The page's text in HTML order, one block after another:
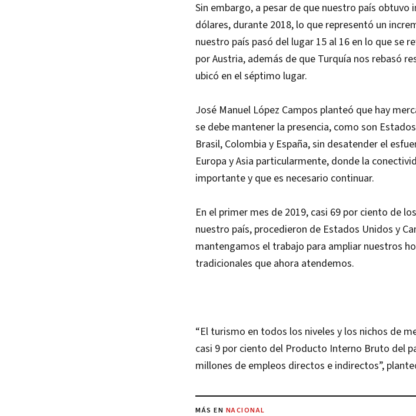
Sin embargo, a pesar de que nuestro país
dólares, durante 2018, lo que representó un
nuestro país pasó del lugar 15 al 16 en lo que se
por Austria, además de que Turquía nos rebasó
ubicó en el séptimo lugar.
José Manuel López Campos planteó que hay
se debe mantener la presencia, como son
Brasil, Colombia y España, sin desatender el
Europa y Asia particularmente, donde la
importante y que es necesario continuar.
En el primer mes de 2019, casi 69 por ciento de
nuestro país, procedieron de Estados Unidos y
mantengamos el trabajo para ampliar nuestros
tradicionales que ahora atendemos.
“El turismo en todos los niveles y los nichos de
casi 9 por ciento del Producto Interno Bruto del
millones de empleos directos e indirectos”,
MÁS EN NACIONAL